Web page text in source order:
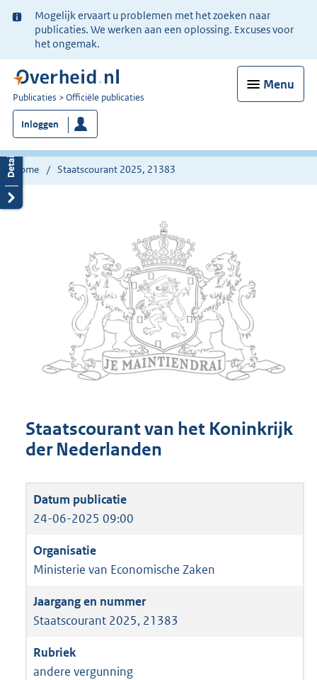
Ter
informatie:
Mogelijk ervaart u problemen met het zoeken naar
publicaties. We werken aan een oplossing. Excuses voor
het ongemak.
Menu
U
bent
nu
hier:
Publicaties Officiële publicaties
Inloggen
Home Staatscourant 2025, 21383
Staatscourant van het Koninkrijk
der Nederlanden
24-06-2025 09:00
Ministerie van Economische Zaken
Staatscourant 2025, 21383
andere vergunning